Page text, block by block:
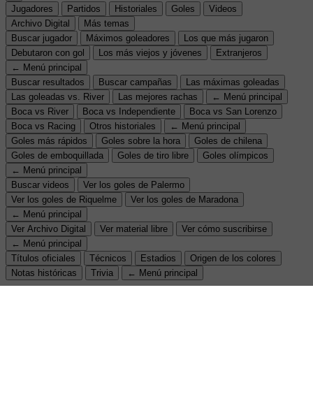
Jugadores
Partidos Historiales Goles
Videos
Archivo Digital
Más temas
Buscar jugador
Máximos goleadores
Los que más jugaron
Debutaron con gol
Los más viejos y jóvenes
Extranjeros
← Menú principal
Buscar resultados
Buscar campañas
Las máximas goleadas
Las goleadas vs. River
Las mejores rachas
← Menú principal
Boca vs River
Boca vs Independiente
Boca vs San Lorenzo
Boca vs Racing
Otros historiales
← Menú principal
Goles más rápidos
Goles sobre la hora
Goles de chilena
Goles de emboquillada
Goles de tiro libre
Goles olímpicos
← Menú principal
Buscar videos
Ver los goles de Palermo
Ver los goles de Riquelme
Ver los goles de Maradona
← Menú principal
Ver Archivo Digital
Ver material libre
Ver cómo suscribirse
← Menú principal
Títulos oficiales
Técnicos Estadios
Origen de los colores
Notas históricas
Trivia ← Menú principal